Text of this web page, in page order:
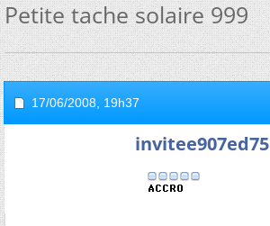
Petite tache solaire 999
17/06/2008, 19h37
invitee907ed75